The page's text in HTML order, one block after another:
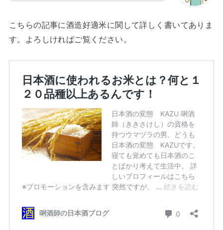
こちらの記事に酒造好適米に関して詳しく書いてありま
す。よろしければご覧ください。